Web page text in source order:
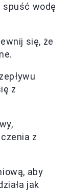
spuść wodę
się, że
z
z
aby
jak